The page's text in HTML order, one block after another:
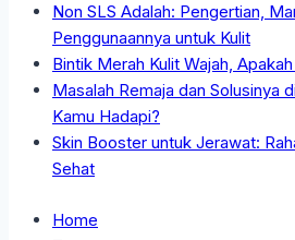
Non SLS Adalah: Pengertian,
Penggunaannya untuk Kulit
Bintik Merah Kulit Wajah,
Masalah Remaja dan Solusinya
Kamu Hadapi?
Skin Booster untuk Jerawat:
Sehat
Home